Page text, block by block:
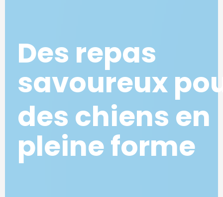
Des repas
savoureux
des chiens en
pleine forme